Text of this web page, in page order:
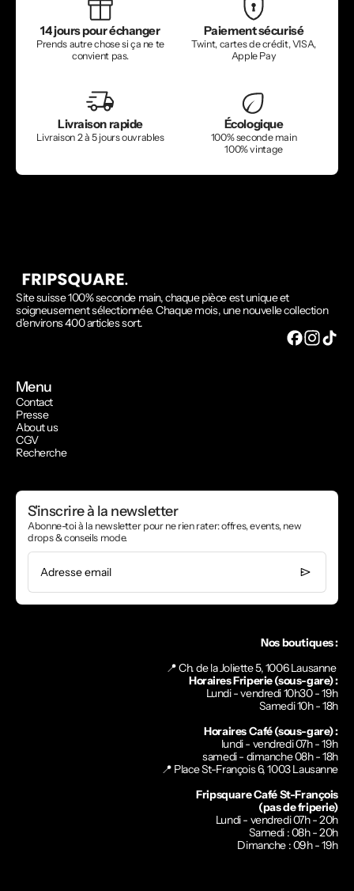
14 jours pour échanger
Prends autre chose si ça ne te
convient pas.
Paiement sécurisé
Twint, cartes de crédit, VISA,
Apple Pay
Livraison rapide
Livraison 2 à 5 jours ouvrables
Écologique
100% seconde main
100% vintage
Site suisse 100% seconde main, chaque pièce est unique et
soigneusement sélectionnée. Chaque mois, une nouvelle collection
d'environs 400 articles sort.
Menu
Contact
Presse
About us
CGV
Recherche
S'inscrire à la newsletter
Abonne-toi à la newsletter pour ne rien rater: offres, events, new
drops & conseils mode.
Adresse email
Nos boutiques :
📍 Ch. de la Joliette 5, 1006 Lausanne
Horaires Friperie (sous-gare) :
Lundi - vendredi 10h30 - 19h
Samedi 10h - 18h
Horaires Café (sous-gare) :
lundi - vendredi 07h - 19h
samedi - dimanche 08h - 18h
📍 Place St-François 6, 1003 Lausanne
Fripsquare Café St-François
(pas de friperie)
Lundi - vendredi 07h - 20h
Samedi : 08h - 20h
Dimanche : 09h - 19h